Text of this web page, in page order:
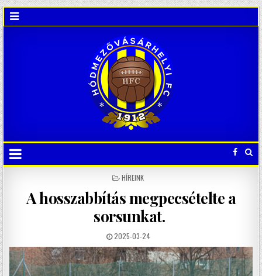
POSTED
HÍREINK
A hosszabbítás megpecsételte a
sorsunkat.
2025-03-24